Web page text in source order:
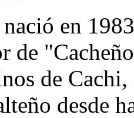
en
de
de
desde